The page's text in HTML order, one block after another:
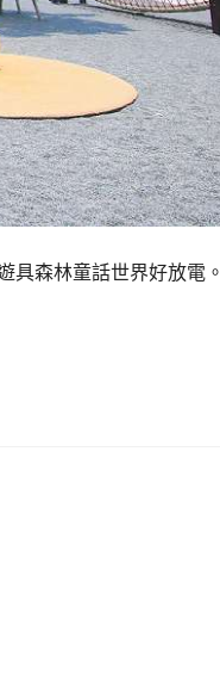
具森林童話世界好放電。